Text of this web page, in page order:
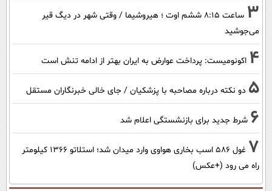
3
ساعت ۸:۱۵ ششم اوت ؛ هیروشیما / وقتی شهر در دیگ قیر
می‌جوشید
4 اکونومیست: پرداخت عوارض به ایران بهتر از ادامه تنش است
5 دو نکته درباره مصاحبه با پزشکیان / جای خالی خبرنگاران مستقل
6 شرط جدید برای بازنشستگی اعلام شد
7
غول 586 اسب بخاری هواوی وارد میدان شد؛ استلاتو 1366 کیلومتر
راه می رود (+عکس)